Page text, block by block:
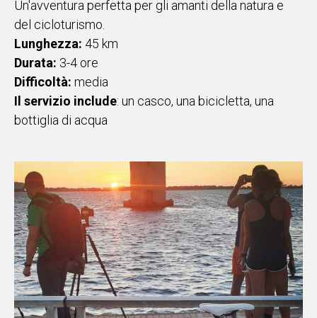
Un'avventura perfetta per gli amanti della natura e
del cicloturismo.
Lunghezza: 45 km
Durata: 3-4 ore
Difficoltà: media
Il servizio include: un casco, una bicicletta, una
bottiglia di acqua